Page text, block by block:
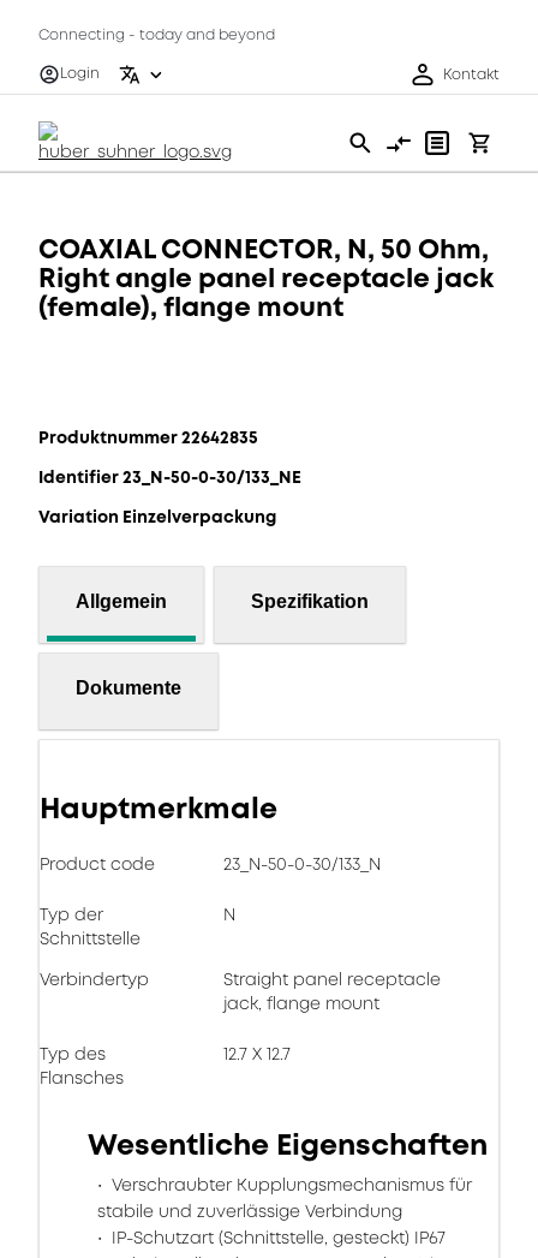
Connecting - today and beyond
Login
Kontakt
COAXIAL CONNECTOR, N, 50 Ohm,
Right angle panel receptacle jack
(female), flange mount
Produktnummer 22642835
Identifier 23_N-50-0-30/133_NE
Variation Einzelverpackung
Allgemein Spezifikation
Dokumente
Hauptmerkmale
Product code 23_N-50-0-30/133_N
Typ der
Schnittstelle
N
Verbindertyp
Straight panel receptacle
jack, flange mount
Typ des
Flansches
12.7 X 12.7
Wesentliche Eigenschaften
Verschraubter Kupplungsmechanismus für
stabile und zuverlässige Verbindung
IP-Schutzart (Schnittstelle, gesteckt) IP67